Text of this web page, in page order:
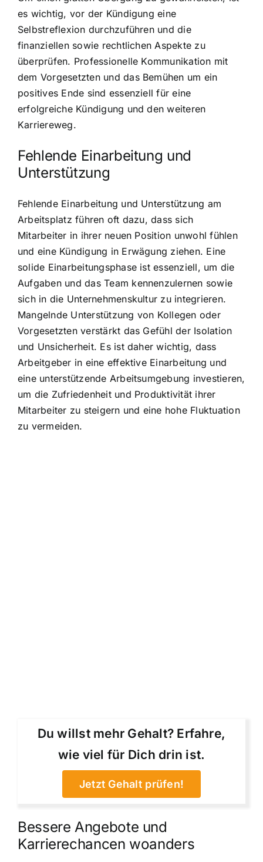
es wichtig, vor der Kündigung eine
Selbstreflexion durchzuführen und die
finanziellen sowie rechtlichen Aspekte zu
überprüfen. Professionelle Kommunikation mit
dem Vorgesetzten und das Bemühen um ein
positives Ende sind essenziell für eine
erfolgreiche Kündigung und den weiteren
Karriereweg.
Fehlende Einarbeitung und
Unterstützung
Fehlende Einarbeitung und Unterstützung am
Arbeitsplatz führen oft dazu, dass sich
Mitarbeiter in ihrer neuen Position unwohl fühlen
und eine Kündigung in Erwägung ziehen. Eine
solide Einarbeitungsphase ist essenziell, um die
Aufgaben und das Team kennenzulernen sowie
sich in die Unternehmenskultur zu integrieren.
Mangelnde Unterstützung von Kollegen oder
Vorgesetzten verstärkt das Gefühl der Isolation
und Unsicherheit. Es ist daher wichtig, dass
Arbeitgeber in eine effektive Einarbeitung und
eine unterstützende Arbeitsumgebung investieren,
um die Zufriedenheit und Produktivität ihrer
Mitarbeiter zu steigern und eine hohe Fluktuation
zu vermeiden.
Du willst mehr Gehalt? Erfahre,
wie viel für Dich drin ist.
Jetzt Gehalt prüfen!
Bessere Angebote und
Karrierechancen woanders